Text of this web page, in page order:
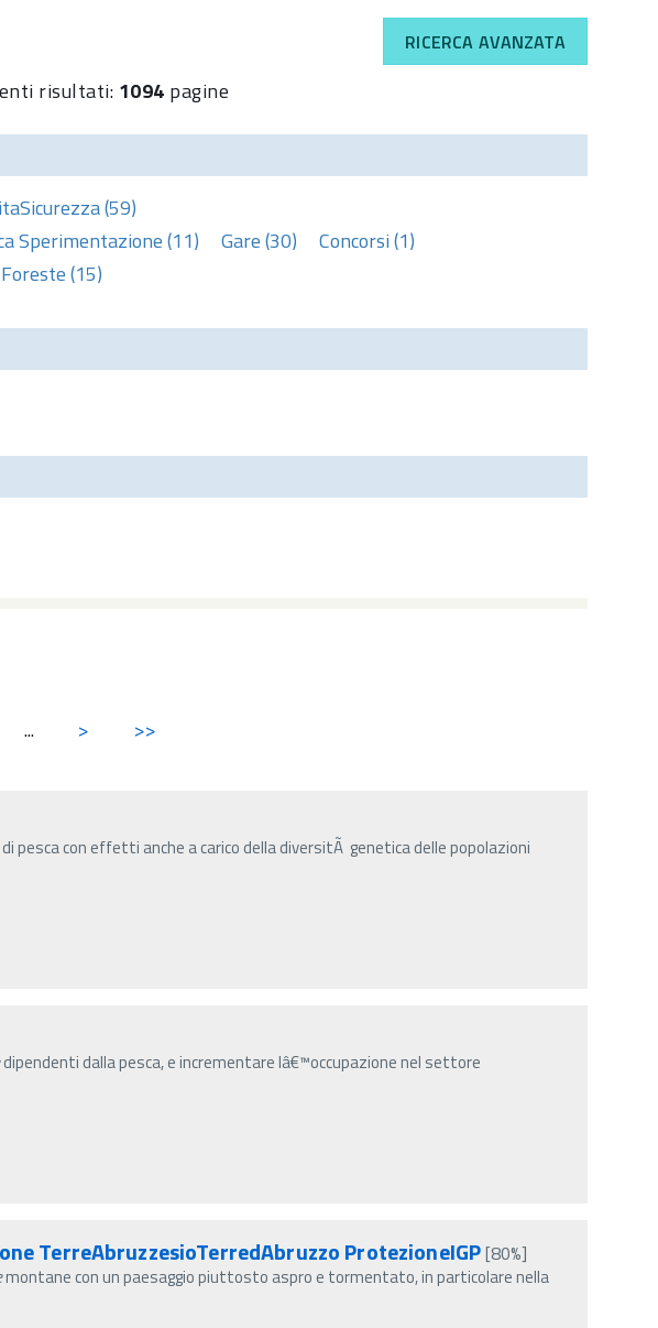
RICERCA AVANZATA
risultati: 1094 pagine
(59)
Sperimentazione (11) Gare (30)
Concorsi (1)
Foreste (15)
... > >>
di pesca con effetti anche a carico della diversitÃ genetica delle popolazioni
dipendenti dalla pesca, e incrementare lâ€™occupazione nel settore
TerreAbruzzesioTerredAbruzzo ProtezioneIGP[80%]
montane con un paesaggio piuttosto aspro e tormentato, in particolare nella